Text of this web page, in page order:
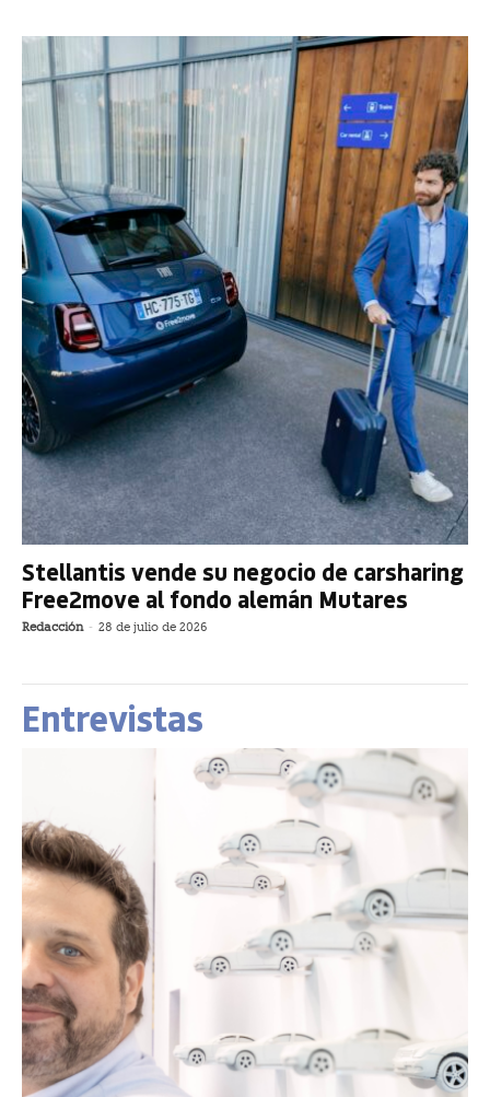
Stellantis vende su negocio de carsharing
Free2move al fondo alemán Mutares
Redacción - 28 de julio de 2026
Entrevistas